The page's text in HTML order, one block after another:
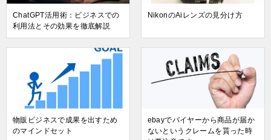
ChatGPT活用術：ビジネスでの
利用法とその効果を徹底解説
NikonのAiレンズの見分け方
物販ビジネスで成果を出すため
のマインドセット
ebayでバイヤーから商品が届か
ないというクレームを貰った時